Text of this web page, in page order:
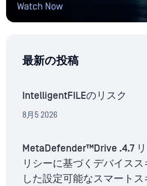
最新の投稿
IntelligentFILEのリスク
8月5 2026
MetaDefender™Drive .4.7
リシーに基づくデバイス
した設定可能なスマート